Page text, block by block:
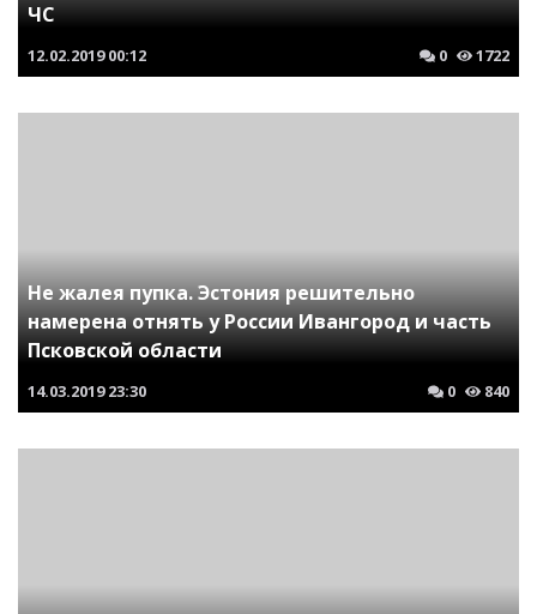
ЧС
12.02.2019 00:12 0 1722
Не жалея пупка. Эстония решительно
намерена отнять у России Ивангород и часть
Псковской области
14.03.2019 23:30 0 840